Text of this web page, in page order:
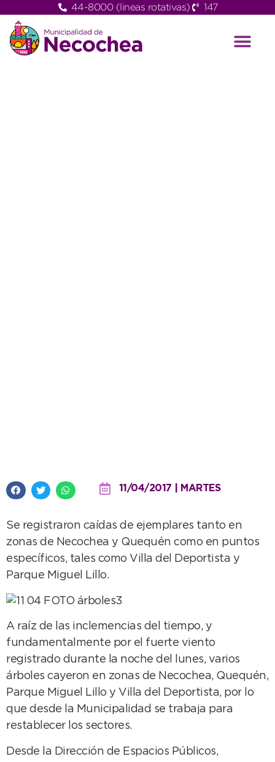
44-8000 (lineas rotativas) 147
11/04/2017 | MARTES
Se registraron caídas de ejemplares tanto en
zonas de Necochea y Quequén como en puntos
específicos, tales como Villa del Deportista y
Parque Miguel Lillo.
A raíz de las inclemencias del tiempo, y
fundamentalmente por el fuerte viento
registrado durante la noche del lunes, varios
árboles cayeron en zonas de Necochea, Quequén,
Parque Miguel Lillo y Villa del Deportista, por lo
que desde la Municipalidad se trabaja para
restablecer los sectores.
Desde la Dirección de Espacios Públicos,